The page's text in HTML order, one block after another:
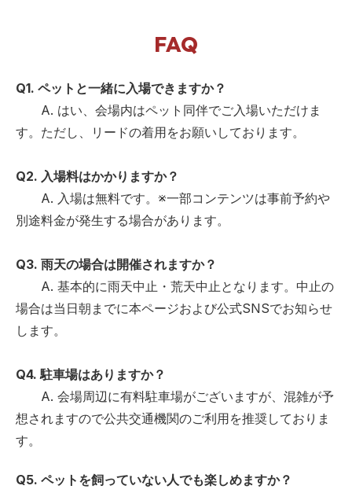
FAQ
Q1. ペットと一緒に入場できますか？
A. はい、会場内はペット同伴でご入場いただけま
す。ただし、リードの着用をお願いしております。
Q2. 入場料はかかりますか？
A. 入場は無料です。※一部コンテンツは事前予約や
別途料金が発生する場合があります。
Q3. 雨天の場合は開催されますか？
A. 基本的に雨天中止・荒天中止となります。中止の
場合は当日朝までに本ページおよび公式SNSでお知らせ
します。
Q4. 駐車場はありますか？
A. 会場周辺に有料駐車場がございますが、混雑が予
想されますので公共交通機関のご利用を推奨しておりま
す。
Q5. ペットを飼っていない人でも楽しめますか？